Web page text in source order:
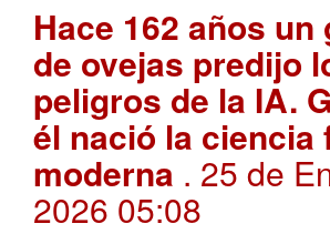
Hace 162 años un
de ovejas predijo
peligros de la IA.
él nació la ciencia
moderna . 25 de
2026 05:08